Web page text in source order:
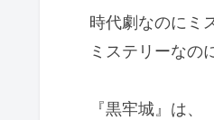
時代劇なのにミ
ミステリーなの
『黒牢城』は、